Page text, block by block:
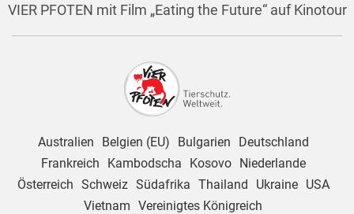
VIER PFOTEN mit Film „Eating the Future“ auf Kinotour
Australien Belgien (EU) Bulgarien
Deutschland
Frankreich
Kambodscha Kosovo
Niederlande
Österreich Schweiz Südafrika Thailand Ukraine
USA
Vietnam Vereinigtes Königreich